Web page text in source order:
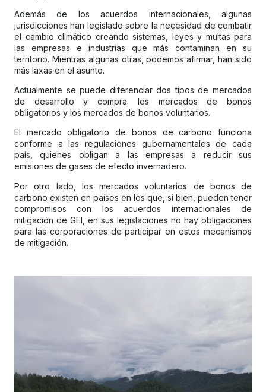
Además de los acuerdos internacionales, algunas
jurisdicciones han legislado sobre la necesidad de combatir
el cambio climático creando sistemas, leyes y multas para
las empresas e industrias que más contaminan en su
territorio. Mientras algunas otras, podemos afirmar, han sido
más laxas en el asunto.
Actualmente se puede diferenciar dos tipos de mercados
de desarrollo y compra: los mercados de bonos
obligatorios y los mercados de bonos voluntarios.
El mercado obligatorio de bonos de carbono funciona
conforme a las regulaciones gubernamentales de cada
país, quienes obligan a las empresas a reducir sus
emisiones de gases de efecto invernadero.
Por otro lado, los mercados voluntarios de bonos de
carbono existen en países en los que, si bien, pueden tener
compromisos con los acuerdos internacionales de
mitigación de GEI, en sus legislaciones no hay obligaciones
para las corporaciones de participar en estos mecanismos
de mitigación.